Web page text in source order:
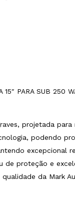
15″ PARA SUB 250
projetada
podendo
excepcional
proteção e
da Mark